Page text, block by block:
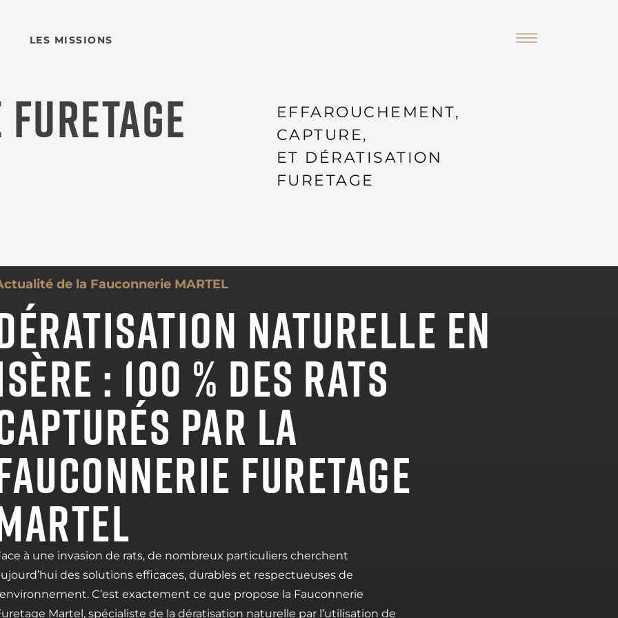
LES MISSIONS
EFFAROUCHEMENT,
CAPTURE,
ET DÉRATISATION
FURETAGE
de la Fauconnerie MARTEL
NATURELLE EN
: 100 % DES RATS
PAR LA
FURETAGE
à une invasion de rats, de nombreux particuliers cherchent
des solutions efficaces, durables et respectueuses de
C’est exactement ce que propose la Fauconnerie
Martel, spécialiste de la dératisation naturelle par l’utilisation de